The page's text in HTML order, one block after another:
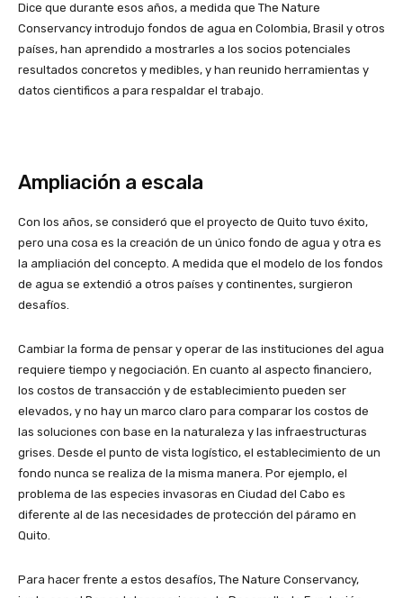
Dice que durante esos años, a medida que The Nature
Conservancy introdujo fondos de agua en Colombia, Brasil y otros
países, han aprendido a mostrarles a los socios potenciales
resultados concretos y medibles, y han reunido herramientas y
datos cientificos a para respaldar el trabajo.
Ampliación a escala
Con los años, se consideró que el proyecto de Quito tuvo éxito,
pero una cosa es la creación de un único fondo de agua y otra es
la ampliación del concepto. A medida que el modelo de los fondos
de agua se extendió a otros países y continentes, surgieron
desafíos.
Cambiar la forma de pensar y operar de las instituciones del agua
requiere tiempo y negociación. En cuanto al aspecto financiero,
los costos de transacción y de establecimiento pueden ser
elevados, y no hay un marco claro para comparar los costos de
las soluciones con base en la naturaleza y las infraestructuras
grises. Desde el punto de vista logístico, el establecimiento de un
fondo nunca se realiza de la misma manera. Por ejemplo, el
problema de las especies invasoras en Ciudad del Cabo es
diferente al de las necesidades de protección del páramo en
Quito.
Para hacer frente a estos desafíos, The Nature Conservancy,